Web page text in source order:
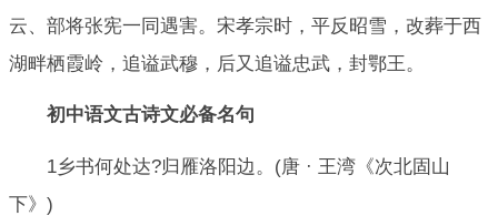
云、部将张宪一同遇害。宋孝宗时，平反昭雪，改葬于西
湖畔栖霞岭，追谥武穆，后又追谥忠武，封鄂王。
初中语文古诗文必备名句
1乡书何处达?归雁洛阳边。(唐 · 王湾《次北固山
下》)